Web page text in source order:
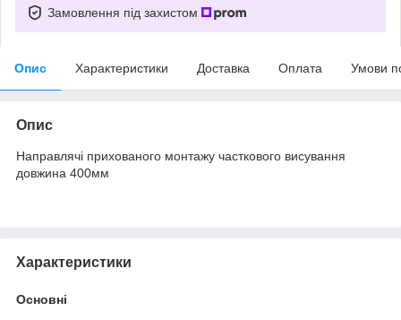
Замовлення під захистом
Опис Характеристики Доставка Оплата Умови
Опис
Направлячі прихованого монтажу часткового висування
довжина 400мм
Характеристики
Основні